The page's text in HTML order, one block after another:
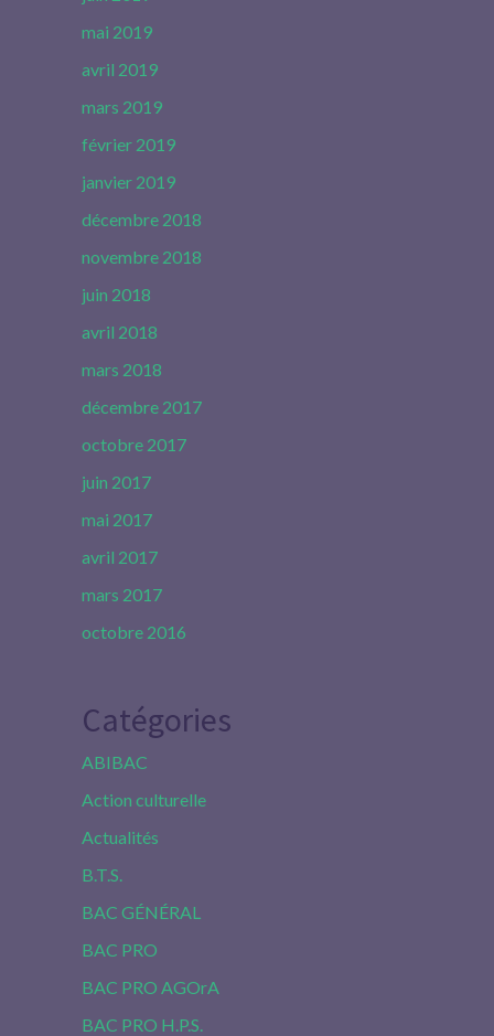
mai 2019
avril 2019
mars 2019
février 2019
janvier 2019
décembre 2018
novembre 2018
juin 2018
avril 2018
mars 2018
décembre 2017
octobre 2017
juin 2017
mai 2017
avril 2017
mars 2017
octobre 2016
Catégories
ABIBAC
Action culturelle
Actualités
B.T.S.
BAC GÉNÉRAL
BAC PRO
BAC PRO AGOrA
BAC PRO H.P.S.